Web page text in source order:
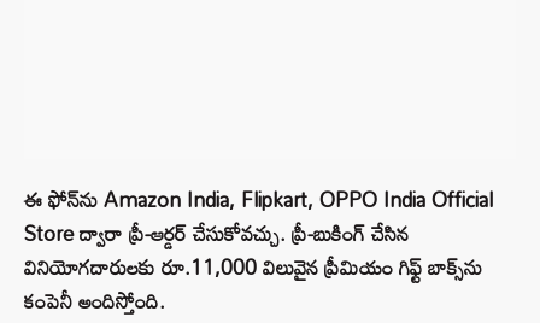
ఈ ఫోన్‌ను Amazon India, Flipkart, OPPO India Official
Store ద్వారా ప్రీ-ఆర్డర్ చేసుకోవచ్చు. ప్రీ-బుకింగ్ చేసిన
వినియోగదారులకు రూ.11,000 విలువైన ప్రీమియం గిఫ్ట్ బాక్స్‌ను
కంపెనీ అందిస్తోంది.